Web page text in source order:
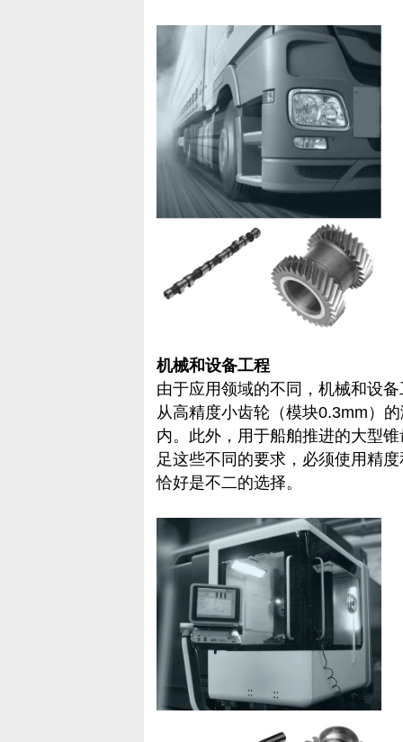
机械和设备工程
由于应用领域的不同，机械和设
从高精度小齿轮（模块0.3mm）
内。此外，用于船舶推进的大型
足这些不同的要求，必须使用精
恰好是不二的选择。